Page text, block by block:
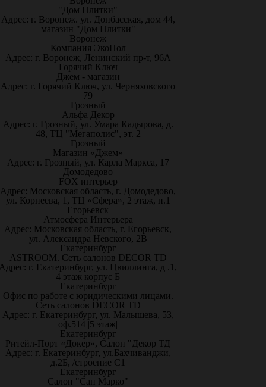
"Дом Плитки"
Адрес: г. Воронеж. ул. Донбасская, дом 44,
магазин "Дом Плитки"
Воронеж
Компания ЭкоПол
Адрес: г. Воронеж, Ленинский пр-т, 96А
Горячий Ключ
Джем - магазин
Адрес: г. Горячий Ключ, ул. Черняховского
79
Грозный
Альфа Декор
Адрес: г. Грозный, ул. Умара Кадырова, д.
48, ТЦ "Мегаполис", эт. 2
Грозный
Магазин «Джем»
Адрес: г. Грозный, ул. Карла Маркса, 17
Домодедово
FOX интерьер
Адрес: Московская область, г. Домодедово,
ул. Корнеева, 1, ТЦ «Сфера», 2 этаж, п.1
Егорьевск
Атмосфера Интерьера
Адрес: Московская область, г. Егорьевск,
ул. Александра Невского, 2В
Екатеринбург
ASTROOM. Сеть салонов DECOR TD
г. Екатеринбург, ул. Цвиллинга, д .1,
4 этаж корпус Б
Екатеринбург
Офис по работе с юридическими лицами.
Сеть салонов DECOR TD
Адрес: г. Екатеринбург, ул. Малышева, 53,
оф.514 |5 этаж|
Екатеринбург
Ритейл-Порт «Докер», Салон "Декор ТД
Адрес: г. Екатеринбург, ул.Бахчиванджи,
д.2Б, /строение С1
Екатеринбург
Салон "Сан Марко"